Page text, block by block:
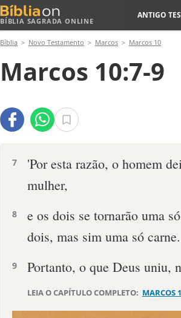
BÍBLIA SAGRADA ONLINE
ANTIGO
Bíblia Novo Testamento Marcos Marcos 10
Marcos 10:7-9
7
'Por esta razão, o homem
mulher,
8
e os dois se tornarão uma
dois, mas sim uma só carne.
9 Portanto, o que Deus uniu,
LEIA O CAPÍTULO COMPLETO: MARCOS